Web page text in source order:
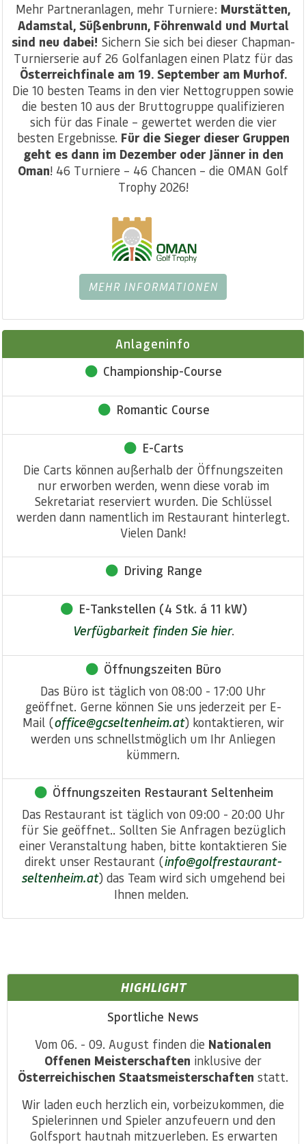
Mehr Partneranlagen, mehr Turniere: Murstätten,
Adamstal, Süßenbrunn, Föhrenwald und Murtal
sind neu dabei! Sichern Sie sich bei dieser Chapman-
Turnierserie auf 26 Golfanlagen einen Platz für das
Österreichfinale am 19. September am Murhof.
Die 10 besten Teams in den vier Nettogruppen sowie
die besten 10 aus der Bruttogruppe qualifizieren
sich für das Finale – gewertet werden die vier
besten Ergebnisse. Für die Sieger dieser Gruppen
geht es dann im Dezember oder Jänner in den
Oman! 46 Turniere – 46 Chancen – die OMAN Golf
Trophy 2026!
MEHR INFORMATIONEN
Anlageninfo
Championship-Course
Romantic Course
E-Carts
Die Carts können außerhalb der Öffnungszeiten
nur erworben werden, wenn diese vorab im
Sekretariat reserviert wurden. Die Schlüssel
werden dann namentlich im Restaurant hinterlegt.
Vielen Dank!
Driving Range
E-Tankstellen (4 Stk. á 11 kW)
Verfügbarkeit finden Sie hier.
Öffnungszeiten Büro
Das Büro ist täglich von 08:00 - 17:00 Uhr
geöffnet. Gerne können Sie uns jederzeit per E-
Mail (office@gcseltenheim.at) kontaktieren, wir
werden uns schnellstmöglich um Ihr Anliegen
kümmern.
Öffnungszeiten Restaurant Seltenheim
Das Restaurant ist täglich von 09:00 - 20:00 Uhr
für Sie geöffnet.. Sollten Sie Anfragen bezüglich
einer Veranstaltung haben, bitte kontaktieren Sie
direkt unser Restaurant (info@golfrestaurant-
seltenheim.at) das Team wird sich umgehend bei
Ihnen melden.
HIGHLIGHT
Sportliche News
Vom 06. - 09. August finden die Nationalen
Offenen Meisterschaften inklusive der
Österreichischen Staatsmeisterschaften statt.
Wir laden euch herzlich ein, vorbeizukommen, die
Spielerinnen und Spieler anzufeuern und den
Golfsport hautnah mitzuerleben. Es erwarten